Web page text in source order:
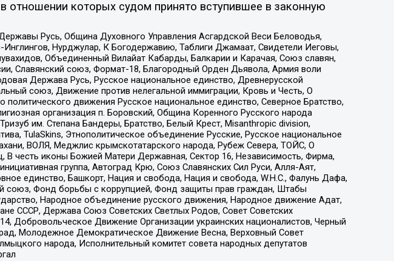
отношении которых судом принято вступившее в законную
Русь, Община Духовного Управления Асгардской Веси Беловодья,
Нурджулар, К Богодержавию, Таблиги Джамаат, Свидетели Иеговы,
Объединенный Вилайат Кабарды, Балкарии и Карачая, Союз славян,
Славянский союз, Формат-18, Благородный Орден Дьявола, Армия воли
Держава Русь, Русское национальное единство, Древнерусской
союз, Движение против нелегальной иммиграции, Кровь и Честь, О
движения Русское национальное единство, Северное Братство,
организация п. Боровский, Община Коренного Русского народа
им. Степана Бандеры, Братство, Белый Крест, Misanthropic division,
TulaSkins, Этнополитическое объединение Русские, Русское национальное
ВОЛЯ, Меджлис крымскотатарского народа, Рубеж Севера, ТОЙС, О
честь иконы Божией Матери Державная, Сектор 16, Независимость, Фирма,
группа, Автоград Крю, Союз Славянских Сил Руси, Алля-Аят,
единство, Башкорт, Нация и свобода, Нация и свобода, W.H.С., Фалунь Дафа,
союз, Фонд борьбы с коррупцией, Фонд защиты прав граждан, Штабы
Народное объединение русского движения, Народное движение Адат,
СССР, Держава Союз Советских Светлых Родов, Совет Советских
Добровольческое Движение Организации украинских националистов, Черный
Молодежное Демократическое Движение Весна, Верховный Совет
народа, Исполнительный комитет совета народных депутатов